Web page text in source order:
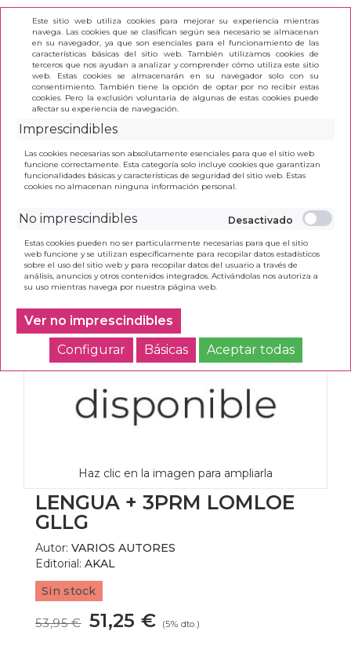
Este sitio web utiliza cookies para mejorar su experiencia mientras
navega. Las cookies que se clasifican según sea necesario se almacenan
en su navegador, ya que son esenciales para el funcionamiento de las
características básicas del sitio web. También utilizamos cookies de
terceros que nos ayudan a analizar y comprender cómo utiliza este sitio
web. Estas cookies se almacenarán en su navegador solo con su
consentimiento. También tiene la opción de optar por no recibir estas
cookies. Pero la exclusión voluntaria de algunas de estas cookies puede
afectar su experiencia de navegación.
Imprescindibles
Las cookies necesarias son absolutamente esenciales para que el sitio web
funcione correctamente. Esta categoría solo incluye cookies que garantizan
funcionalidades básicas y características de seguridad del sitio web. Estas
cookies no almacenan ninguna información personal.
No imprescindibles
Estas cookies pueden no ser particularmente necesarias para que el sitio
web funcione y se utilizan específicamente para recopilar datos estadísticos
sobre el uso del sitio web y para recopilar datos del usuario a través de
análisis, anuncios y otros contenidos integrados. Activándolas nos autoriza a
su uso mientras navega por nuestra página web.
Ver no imprescindibles
Configurar
Básicas Aceptar todas
INICIO > LENGUA + 3PRM LOMLOE GLLG
Haz clic en la imagen para ampliarla
LENGUA + 3PRM LOMLOE
GLLG
Autor: VARIOS AUTORES
Editorial: AKAL
Sin stock
53,95 € 51,25 € (5% dto.)